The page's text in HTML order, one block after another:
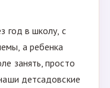
год в школу, с
а ребенка
занять, просто
детсадовские